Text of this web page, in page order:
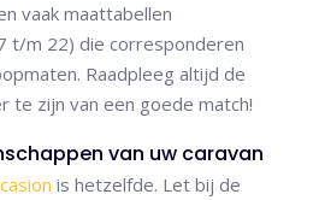
vaak maattabellen
t/m 22) die corresponderen
Raadpleeg altijd de
te zijn van een goede match!
van uw caravan
is hetzelfde. Let bij de